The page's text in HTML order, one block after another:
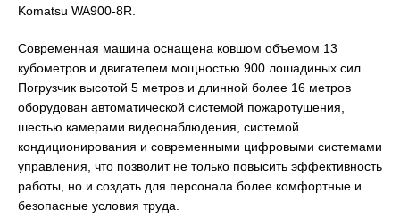
Komatsu WA900-8R.
Современная машина оснащена ковшом объемом 13
кубометров и двигателем мощностью 900 лошадиных сил.
Погрузчик высотой 5 метров и длинной более 16 метров
оборудован автоматической системой пожаротушения,
шестью камерами видеонаблюдения, системой
кондиционирования и современными цифровыми системами
управления, что позволит не только повысить эффективность
работы, но и создать для персонала более комфортные и
безопасные условия труда.